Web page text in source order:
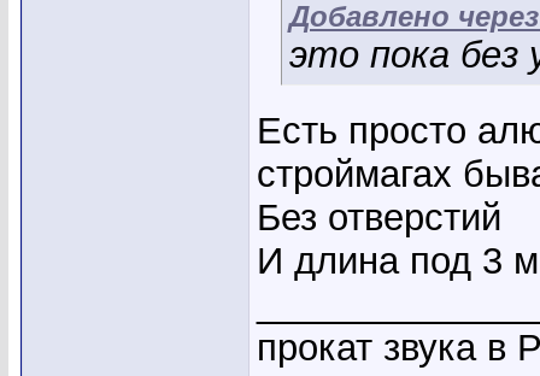
Добавлено
это пока без
Есть просто
строймагах
Без отверстий
И длина под 3
прокат звука в